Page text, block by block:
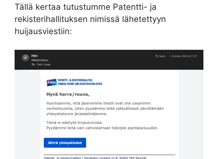
Tällä kertaa tutustumme Patentti- ja
rekisterihallituksen nimissä lähetettyyn
huijausviestiin: